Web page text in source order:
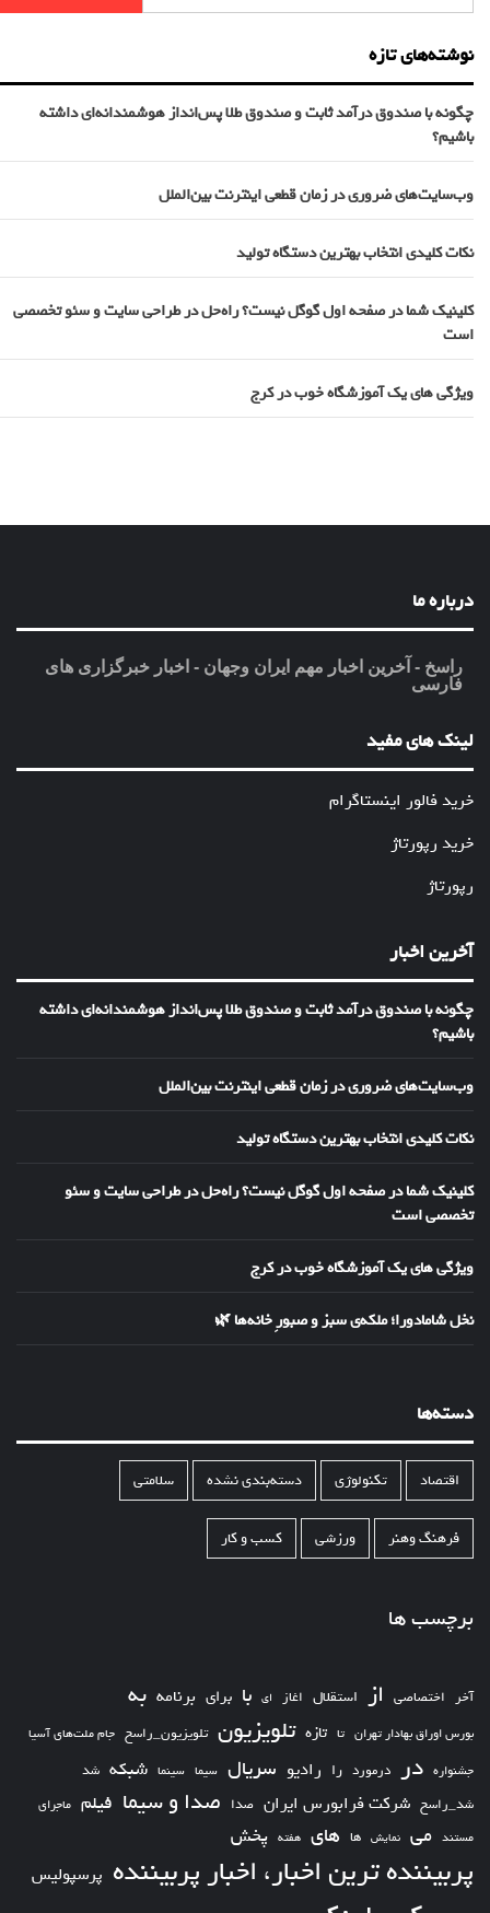
نوشته‌های تازه
چگونه با صندوق درآمد ثابت و صندوق طلا پس‌انداز هوشمندانه‌ای داشته
باشیم؟
وب‌سایت‌های ضروری در زمان قطعی اینترنت بین‌الملل
نکات کلیدی انتخاب بهترین دستگاه تولید
کلینیک شما در صفحه اول گوگل نیست؟ راه‌حل در طراحی سایت و سئو تخصصی
است
ویژگی های یک آموزشگاه خوب در کرج
درباره ما
راسخ - آخرین اخبار مهم ایران وجهان - اخبار خبرگزاری های
فارسی
لینک های مفید
خرید فالور اینستاگرام
خرید رپورتاژ
رپورتاژ
آخرین اخبار
چگونه با صندوق درآمد ثابت و صندوق طلا پس‌انداز هوشمندانه‌ای داشته
باشیم؟
وب‌سایت‌های ضروری در زمان قطعی اینترنت بین‌الملل
نکات کلیدی انتخاب بهترین دستگاه تولید
کلینیک شما در صفحه اول گوگل نیست؟ راه‌حل در طراحی سایت و سئو
تخصصی است
ویژگی های یک آموزشگاه خوب در کرج
نخل شامادورا؛ ملکه‌ی سبز و صبورِ خانه‌ها 🌿
دسته‌ها
اقتصاد تکنولوژی دسته‌بندی نشده سلامتی
فرهنگ وهنر ورزشی کسب و کار
برچسب ها
آخر اختصاصی از استقلال اغاز ای با برای برنامه به
بورس اوراق بهادار تهران تا تازه تلویزیون تلویزیون_راسخ جام ملت‌های آسیا
جشنواره در درمورد را رادیو سریال سیما سینما شبکه شد
شد_راسخ شرکت فرابورس ایران صدا صدا و سیما فیلم ماجرای
مستند می نمایش ها های هفته پخش
پربیننده ترین اخبار، اخبار پربیننده پرسپولیس